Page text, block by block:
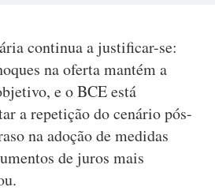
continua a justificar-se:
na oferta mantém a
e o BCE está
a repetição do cenário pós-
na adoção de medidas
de juros mais